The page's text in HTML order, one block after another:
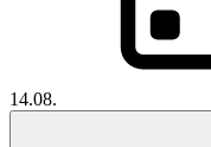
14.08.